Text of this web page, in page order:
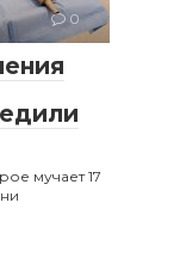
0
мучает 17